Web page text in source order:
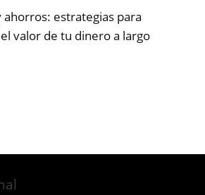
ahorros: estrategias para
valor de tu dinero a largo